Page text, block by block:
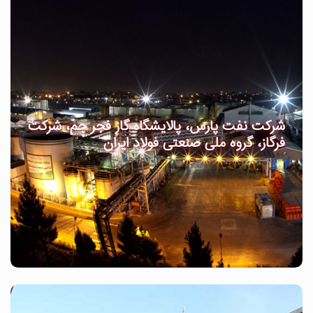
شرکت نفت پارس، پالایشگاه گاز فجر جم، شرکت
فرگاز، گروه ملی صنعتی فولاد ایران